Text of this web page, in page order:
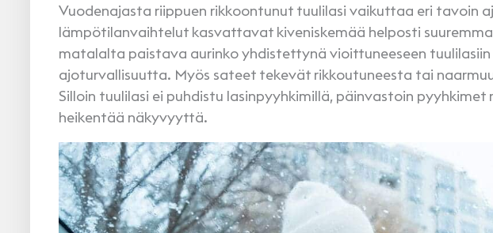
Vuodenajasta riippuen rikkoontunut tuulilasi vaikuttaa eri tavoin
lämpötilanvaihtelut kasvattavat kiveniskemää helposti
matalalta paistava aurinko yhdistettynä vioittuneeseen
ajoturvallisuutta. Myös sateet tekevät rikkoutuneesta tai
Silloin tuulilasi ei puhdistu lasinpyyhkimillä, päinvastoin
heikentää näkyvyyttä.